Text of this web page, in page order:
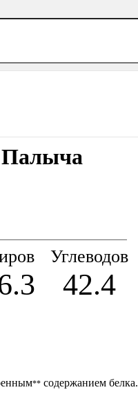
Углеводов
42.4
**содержанием белка.